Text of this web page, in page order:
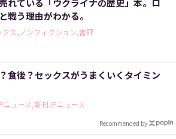
れている「ウクライナの歴史」本。ロ
戦う理由がわかる。
クス,ノンフィクション,書評
食後？セックスがうまくいくタイミン
ニュース,新刊JPニュース
Recommended by